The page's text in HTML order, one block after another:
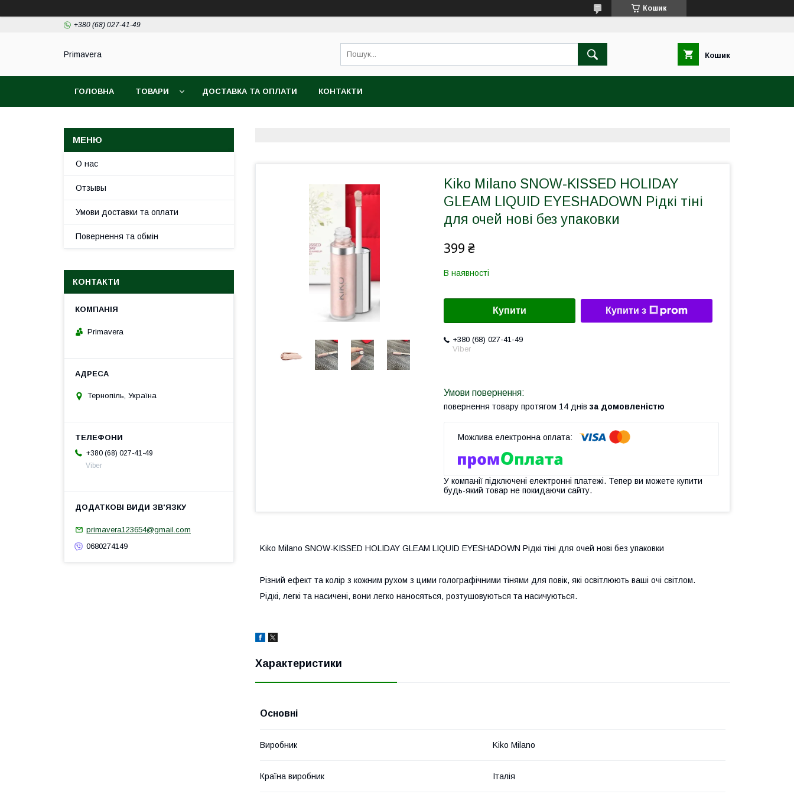
Кошик
+380 (68) 027-41-49
Primavera Кошик
ГОЛОВНА ТОВАРИ ДОСТАВКА ТА ОПЛАТИ КОНТАКТИ
Kiko Milano SNOW-KISSED HOLIDAY
GLEAM LIQUID EYESHADOWN Рідкі тіні
для очей нові без упаковки
399 ₴
В наявності
Купити Купити з
+380 (68) 027-41-49
Viber
повернення товару протягом 14 днів за домовленістю
У компанії підключені електронні платежі. Тепер ви можете купити
будь-який товар не покидаючи сайту.
Kiko Milano SNOW-KISSED HOLIDAY GLEAM LIQUID EYESHADOWN Рідкі тіні для очей нові без упаковки
Різний ефект та колір з кожним рухом з цими голографічними тінями для повік, які освітлюють ваші очі світлом.
Рідкі, легкі та насичені, вони легко наносяться, розтушовуються та насичуються.
Характеристики
Основні
Виробник Kiko Milano
Країна виробник Італія
О нас
Отзывы
Умови доставки та оплати
Повернення та обмін
КОНТАКТИ
Primavera
Тернопіль, Україна
+380 (68) 027-41-49
Viber
primavera123654@gmail.com
0680274149